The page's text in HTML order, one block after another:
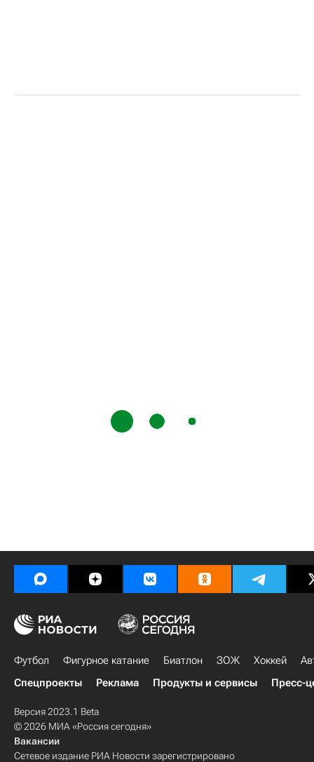
Футбол Фигурное катание Биатлон ЗОЖ Хоккей
Спецпроекты
Реклама Продукты и сервисы Пресс-
Версия 2023.1 Beta
© 2026 МИА «Россия сегодня»
Вакансии
Сетевое издание РИА Новости зарегистрировано